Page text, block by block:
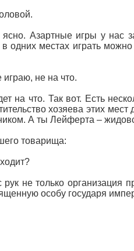
Азартные игры у нас
одних местах играть
не на что.
на что. Так вот. Есть
хозяева этих
А ты Лейферта –
товарища:
не только организация
особу государя